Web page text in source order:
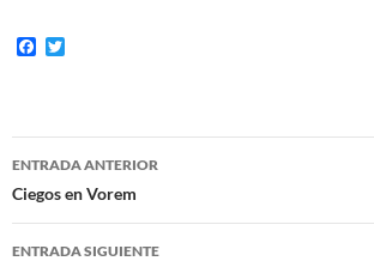
F
o
o
e
r
Navegación
de
entradas
ENTRADA ANTERIOR
Ciegos en Vorem
ENTRADA SIGUIENTE